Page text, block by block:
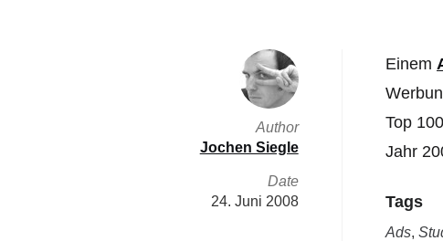
Einem
Top
Jahr
Tags
Ads,
Author
Jochen Siegle
Date
24. Juni 2008